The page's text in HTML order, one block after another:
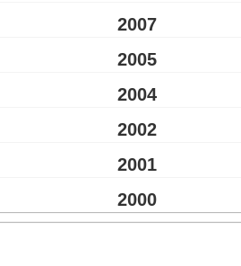
2007
2005
2004
2002
2001
2000